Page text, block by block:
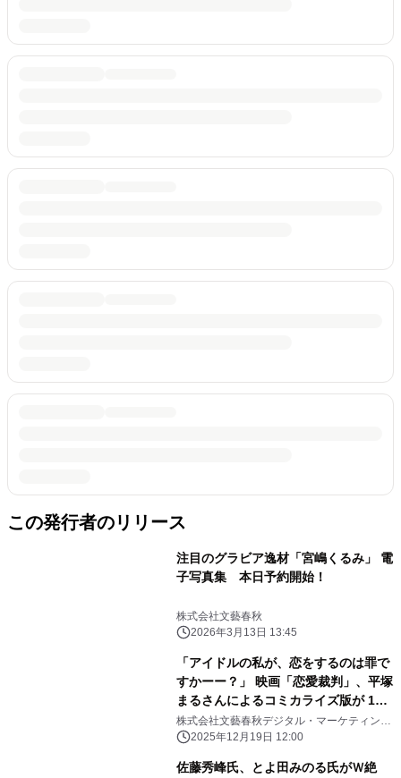
この発行者のリリース
注目のグラビア逸材「宮嶋くるみ」 電
子写真集 本日予約開始！
株式会社文藝春秋
2026年3月13日 13:45
「アイドルの私が、恋をするのは罪で
すかーー？」 映画「恋愛裁判」、平塚
まるさんによるコミカライズ版が 12
月19日（金）より「ピッコマ」にて先
行配信開始！
株式会社文藝春秋デジタル・マーケティング
部 2025年12月19日 12:00
佐藤秀峰氏、とよ田みのる氏がＷ絶